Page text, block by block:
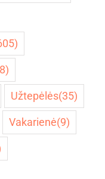
Užtepėlės(35)
Vakarienė(9)